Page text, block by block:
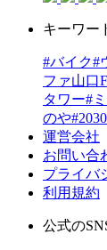
キーワー
#バイク#
ファ山口
タワー#
のや
運営会社
お問い合
プライバ
利用規約
公式の